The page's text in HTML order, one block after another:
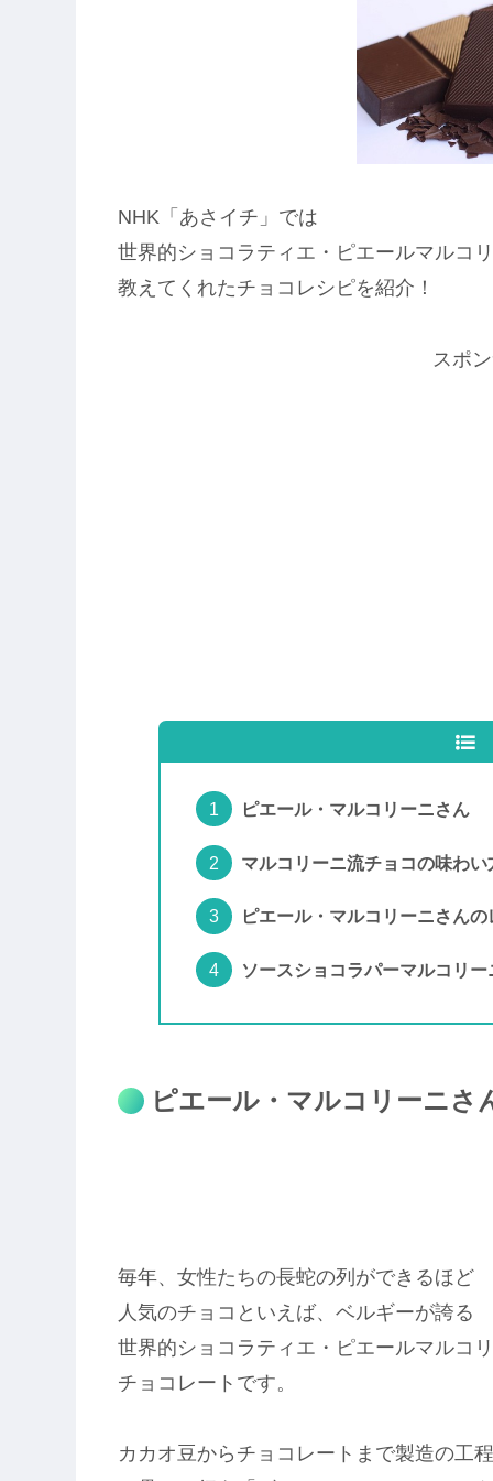
NHK「あさイチ」では
世界的ショコラティエ・ピエールマルコ
教えてくれたチョコレシピを紹介！
スポ
ピエール・マルコリーニさん
マルコリーニ流チョコの味わい
ピエール・マルコリーニさんの
ソースショコラパーマルコリー
ピエール・マルコリーニさ
毎年、女性たちの長蛇の列ができるほど
人気のチョコといえば、ベルギーが誇る
世界的ショコラティエ・ピエールマルコ
チョコレートです。
カカオ豆からチョコレートまで製造の工